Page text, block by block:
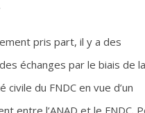
pris part, il y a des
échanges par le biais de la
civile du FNDC en vue d’un